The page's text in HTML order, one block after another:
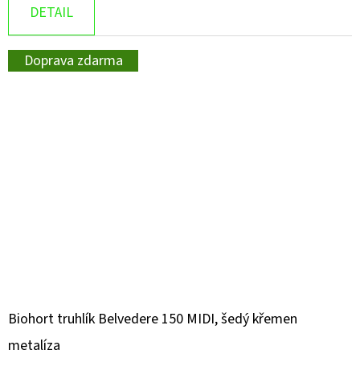
DETAIL
Doprava zdarma
Biohort truhlík Belvedere 150 MIDI, šedý křemen
metalíza